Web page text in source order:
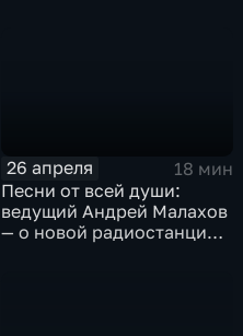
26 апреля
18 мин
Песни от всей души:
ведущий Андрей Малахов
— о новой радиостанции в